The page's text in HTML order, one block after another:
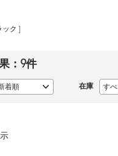
ック
： 9件
在庫